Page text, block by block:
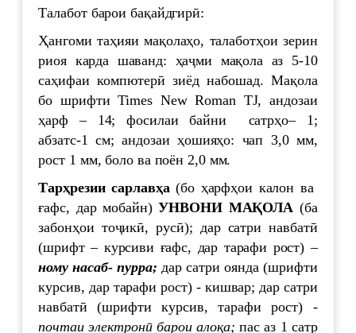
Талабот барои бақайдгирӣ:
Ҳангоми таҳияи мақолаҳо, талаботҳои зерин
риоя карда шаванд: ҳаҷми мақола аз 5-10
саҳифаи компютерӣ зиёд набошад. Мақола
бо шрифти Times New Roman TJ, андозаи
ҳарф – 14; фосилаи байни сатрҳо– 1;
абзатс-1 см; андозаи ҳошияҳо: чап 3,0 мм,
рост 1 мм, боло ва поён 2,0 мм.
Тарҳрезии сарлавҳа (бо ҳарфҳои калон ва
ғафс, дар мобайн)УНВОНИ МАҚОЛА (ба
забонҳои тоҷикӣ, русӣ); дар сатри навбатӣ
(шрифт – курсиви ғафс, дар тарафи рост) –
ному насаб- пурра; дар сатри оянда (шрифти
курсив, дар тарафи рост) - кишвар; дар сатри
навбатӣ (шрифти курсив, тарафи рост) -
почтаи электронӣ барои алоқа; пас аз 1 сатр